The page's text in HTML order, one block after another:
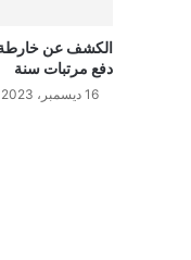
الكشف عن خارطة
دفع مرتبات سنة
16 ديسمبر، 2023